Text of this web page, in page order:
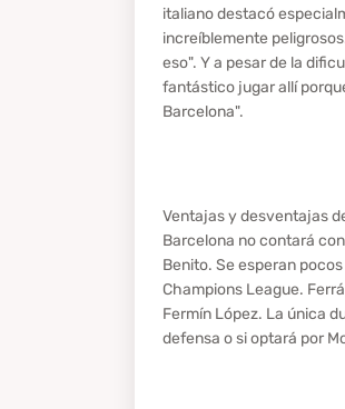
italiano destacó
increíblemente
eso". Y a pesar de la
fantástico jugar allí
Barcelona".
Ventajas y desventajas
Barcelona no contará
Benito. Se esperan
Champions League.
Fermín López. La única
defensa o si optará por